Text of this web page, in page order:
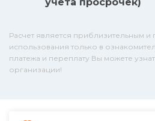
учета просрочек)
Расчет является приблизительным и
использования только в
платежа и переплату Вы можете
организации!